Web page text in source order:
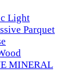
Light
Parquet
MINERAL